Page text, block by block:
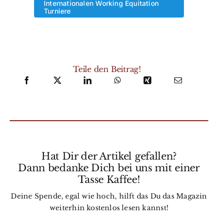
Internationalen Working Equitation
Turniere
Teile den Beitrag!
Hat Dir der Artikel gefallen?
Dann bedanke Dich bei uns mit einer
Tasse Kaffee!
Deine Spende, egal wie hoch, hilft das Du das Magazin
weiterhin kostenlos lesen kannst!